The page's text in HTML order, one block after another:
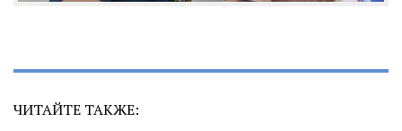
ЧИТАЙТЕ ТАКЖЕ: